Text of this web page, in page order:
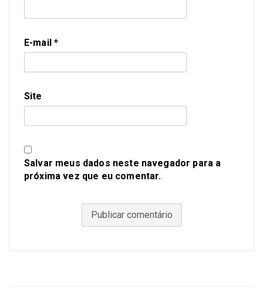
E-mail*
Site
Salvar meus dados neste navegador para a
próxima vez que eu comentar.